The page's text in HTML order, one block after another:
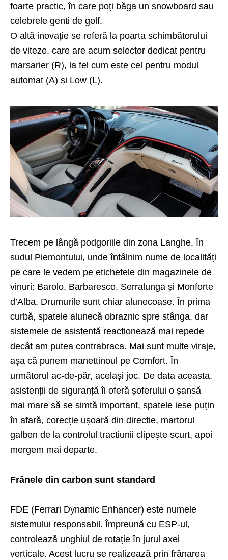
foarte practic, în care poți băga un snowboard sau
celebrele genți de golf.
O altă inovație se referă la poarta schimbătorului
de viteze, care are acum selector dedicat pentru
marșarier (R), la fel cum este cel pentru modul
automat (A) și Low (L).
Trecem pe lângă podgoriile din zona Langhe, în
sudul Piemontului, unde întâlnim nume de localități
pe care le vedem pe etichetele din magazinele de
vinuri: Barolo, Barbaresco, Serralunga și Monforte
d’Alba. Drumurile sunt chiar alunecoase. În prima
curbă, spatele alunecă obraznic spre stânga, dar
sistemele de asistență reacționează mai repede
decât am putea contrabraca. Mai sunt multe viraje,
așa că punem manettinoul pe Comfort. În
următorul ac-de-păr, același joc. De data aceasta,
asistenții de siguranță îi oferă șoferului o șansă
mai mare să se simtă important, spatele iese puțin
în afară, corecție ușoară din direcție, martorul
galben de la controlul tracțiunii clipește scurt, apoi
mergem mai departe.
Frânele din carbon sunt standard
FDE (Ferrari Dynamic Enhancer) este numele
sistemului responsabil. Împreună cu ESP-ul,
controlează unghiul de rotație în jurul axei
verticale. Acest lucru se realizează prin frânarea